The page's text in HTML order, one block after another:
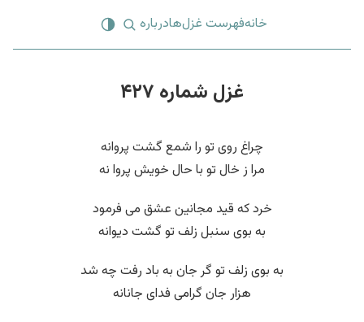
خانهفهرست غزل‌هادرباره
غزل شماره ۴۲۷
چراغ روی تو را شمع گشت پروانه
مرا ز خال تو با حال خویش پروا نه
خرد که قید مجانین عشق می فرمود
به بوی سنبل زلف تو گشت دیوانه
به بوی زلف تو گر جان به باد رفت چه شد
هزار جان گرامی فدای جانانه